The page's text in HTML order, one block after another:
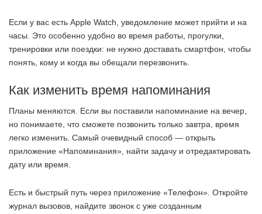
Если у вас есть Apple Watch, уведомление может прийти и на
часы. Это особенно удобно во время работы, прогулки,
тренировки или поездки: не нужно доставать смартфон, чтобы
понять, кому и когда вы обещали перезвонить.
Как изменить время напоминания
Планы меняются. Если вы поставили напоминание на вечер,
но понимаете, что сможете позвонить только завтра, время
легко изменить. Самый очевидный способ — открыть
приложение «Напоминания», найти задачу и отредактировать
дату или время.
Есть и быстрый путь через приложение «Телефон». Откройте
журнал вызовов, найдите звонок с уже созданным